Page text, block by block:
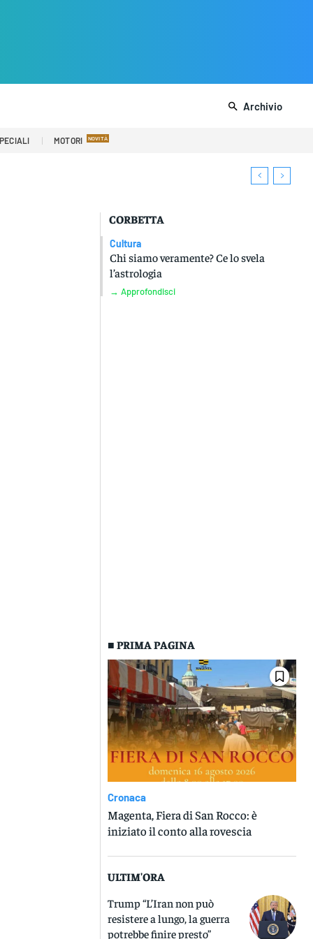
Archivio
MOTORI
CORBETTA
Cultura
Chi siamo veramente? Ce lo svela
l’astrologia
→ Approfondisci
■ PRIMA PAGINA
Cronaca
Magenta, Fiera di San Rocco: è
iniziato il conto alla rovescia
ULTIM'ORA
Trump “L’Iran non può
resistere a lungo, la guerra
potrebbe finire presto”